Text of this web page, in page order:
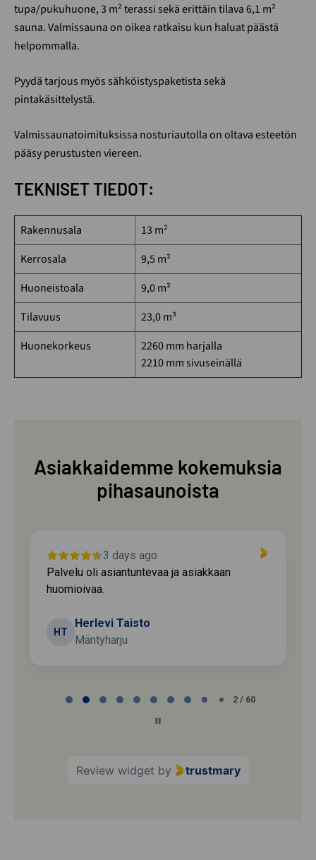
tupa/pukuhuone, 3 m² terassi sekä erittäin tilava 6,1 m²
sauna. Valmissauna on oikea ratkaisu kun haluat päästä
helpommalla.
Pyydä tarjous myös sähköistyspaketista sekä
pintakäsittelystä.
Valmissaunatoimituksissa nosturiautolla on oltava esteetön
pääsy perustusten viereen.
TEKNISET TIEDOT:
Rakennusala
13 m²
Kerrosala
9,5 m²
Huoneistoala
9,0 m²
Tilavuus
23,0 m³
Huonekorkeus
2260 mm harjalla
2210 mm sivuseinällä
Asiakkaidemme kokemuksia
pihasaunoista
3 days ago
Palvelu oli asiantuntevaa ja asiakkaan
huomioivaa.
HT
Herlevi Taisto
Mäntyharju
2 / 60
Review widget by trustmary